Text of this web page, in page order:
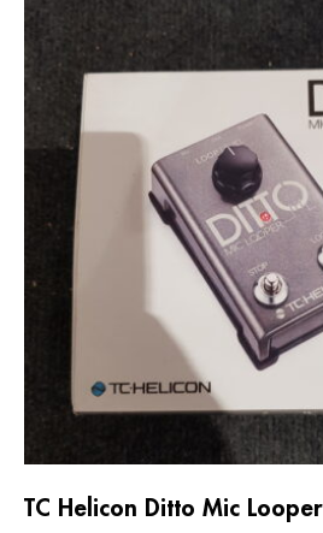
TC Helicon Ditto Mic Looper